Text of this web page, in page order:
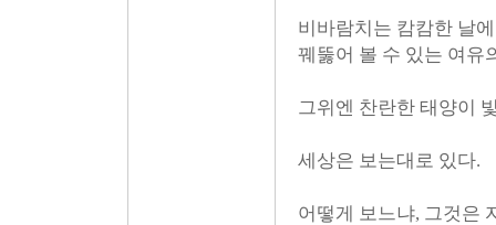
비바람치는 캄캄한 날
꿰뚫어 볼 수 있는 여유
그위엔 찬란한 태양이
세상은 보는대로 있다.
어떻게 보느냐, 그것은